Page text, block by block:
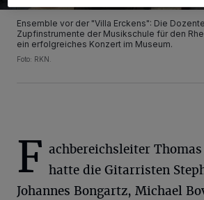
Ensemble vor der "Villa Erckens": Die
Zupfinstrumente der Musikschule für den
ein erfolgreiches Konzert im Museum.
Foto: RKN.
F achbereichsleiter
hatte die Gitarristen
Johannes Bongartz, Michael